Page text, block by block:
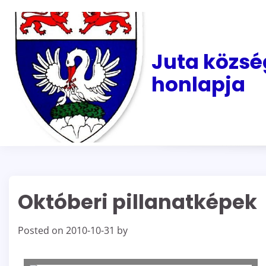
content
Juta
honlapja
Októberi pillanatképek
Posted on 2010-10-31 by